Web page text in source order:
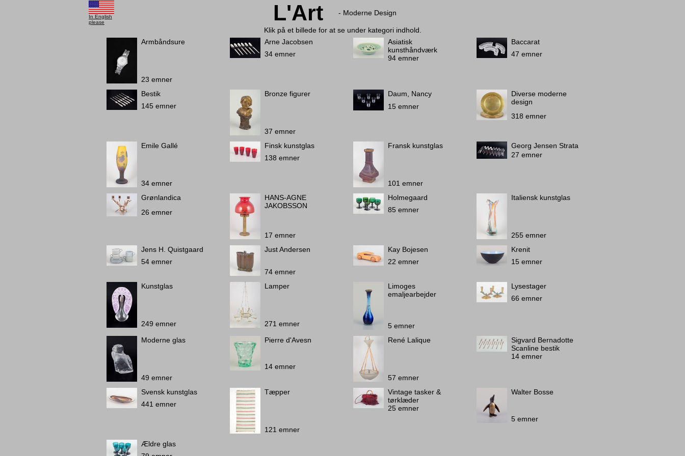
In English
please
L'Art - Moderne Design
Klik på et billede for at se under kategori indhold.
Armbåndsure
23 emner
Arne Jacobsen
34 emner
Asiatisk
kunsthåndværk
94 emner
Baccarat
47 emner
Bestik
145 emner
Bronze figurer
37 emner
Daum, Nancy
15 emner
Diverse moderne
design
318 emner
Emile Gallé
34 emner
Finsk kunstglas
138 emner
Fransk kunstglas
101 emner
Georg Jensen Strata
27 emner
Grønlandica
26 emner
HANS-AGNE
JAKOBSSON
17 emner
Holmegaard
85 emner
Italiensk kunstglas
255 emner
Jens H. Quistgaard
54 emner
Just Andersen
74 emner
Kay Bojesen
22 emner
Krenit
15 emner
Kunstglas
249 emner
Lamper
271 emner
Limoges
emaljearbejder
5 emner
Lysestager
66 emner
Moderne glas
49 emner
Pierre d'Avesn
14 emner
René Lalique
57 emner
Sigvard Bernadotte
Scanline bestik
14 emner
Svensk kunstglas
441 emner
Tæpper
121 emner
Vintage tasker &
tørklæder
25 emner
Walter Bosse
5 emner
Ældre glas